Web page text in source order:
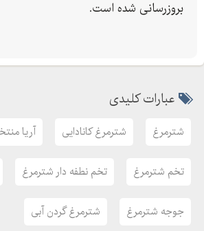
خطوط ثابت جهت ارتباط :
تلگرام و... میباشند که میتوانید بصورت ساعته با
بروزرسانی شده است.
عبارات کلیدی
شترمرغ شترمرغ کانادایی آریا
تخم شترمرغ تخم نطفه دار شترمرغ
جوجه شترمرغ شترمرغ گردن آبی